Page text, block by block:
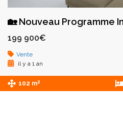
199 900€
Vente
il y a 1 an
102 m2